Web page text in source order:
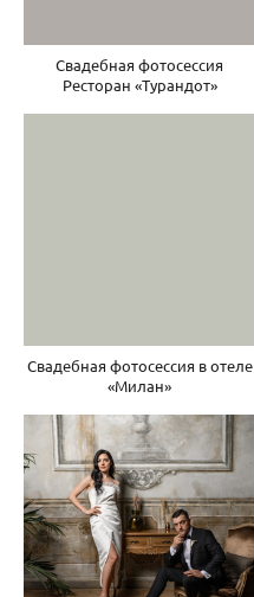
Свадебная фотосессия
Ресторан «Турандот»
Свадебная фотосессия в отеле
«Милан»